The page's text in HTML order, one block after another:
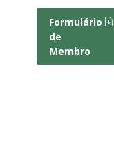
Formulário
de
Membro